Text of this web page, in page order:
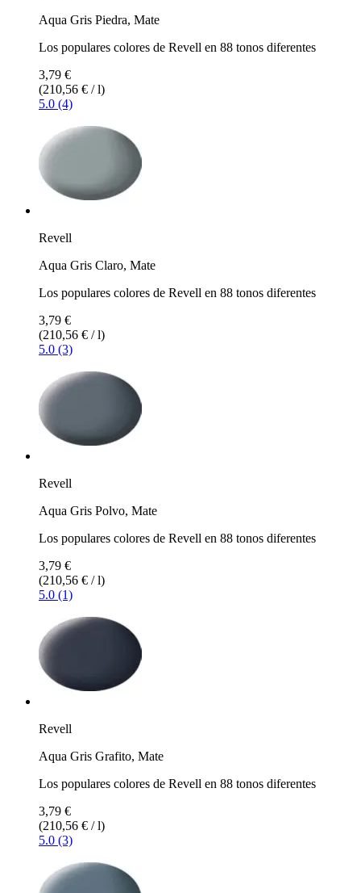
Aqua Gris Piedra, Mate
Los populares colores de Revell en 88 tonos diferentes
3,79 €
(210,56 € / l)
5.0 (4)
Revell
Aqua Gris Claro, Mate
Los populares colores de Revell en 88 tonos diferentes
3,79 €
(210,56 € / l)
5.0 (3)
Revell
Aqua Gris Polvo, Mate
Los populares colores de Revell en 88 tonos diferentes
3,79 €
(210,56 € / l)
5.0 (1)
Revell
Aqua Gris Grafito, Mate
Los populares colores de Revell en 88 tonos diferentes
3,79 €
(210,56 € / l)
5.0 (3)